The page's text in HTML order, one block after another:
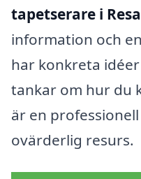
tapetserare i
information och
har konkreta
tankar om hur du
är en
ovärderlig resurs.